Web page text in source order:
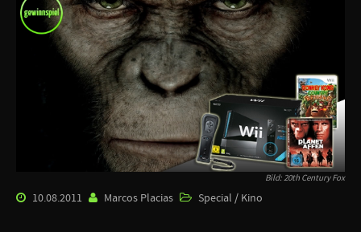
Bild: 20th Century Fox
10.08.2011 Marcos Placias Special / Kino